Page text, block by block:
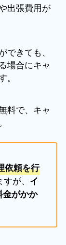
出張費用が
きても、
場合にキャ
料で、キャ
依頼を行
が、 イ
金がかか